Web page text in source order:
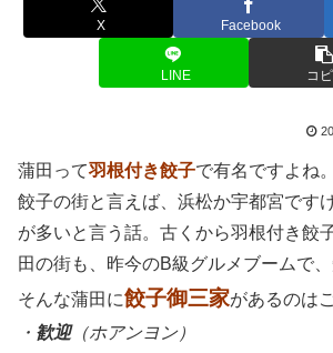
X Facebook
LINE コ
蒲田って羽根付き餃子で有名ですよね。
餃子の街と言えば、浜松か宇都宮です
が多いと言う話。古くから羽根付き餃
田の街も、昨今のB級グルメブームで、
そんな蒲田に餃子御三家があるのは
・ 歓迎（ホアンヨン）